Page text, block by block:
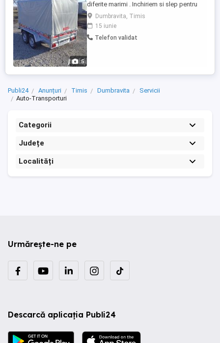
5
diferite marimi . Inchiriem si slep pentru
transport auto sau diverse 2700 kg. Preturi
incepand de la 39 lei /zi Oferte si bonusuri
pentru fidelitate si inchirieri multiple .
Dumbravita, Timis
15 iunie
Telefon validat
Publi24 Anunțuri Timis Dumbravita
Servicii
Auto-Transporturi
Categorii
Județe
Localități
Urmărește-ne pe
Descarcă aplicația Publi24